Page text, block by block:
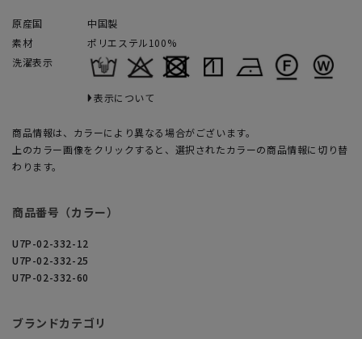
原産国
中国製
素材
ポリエステル100%
洗濯表示
表示について
商品情報は、カラーにより異なる場合がございます。
上のカラー画像をクリックすると、選択されたカラーの商品情報に切り替
わります。
商品番号（カラー）
U7P-02-332-12
U7P-02-332-25
U7P-02-332-60
ブランドカテゴリ